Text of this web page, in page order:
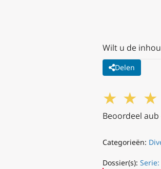
Wilt u de
Delen
★ ★ ★
Beoordeel
Categorieën:
Dossier(s):